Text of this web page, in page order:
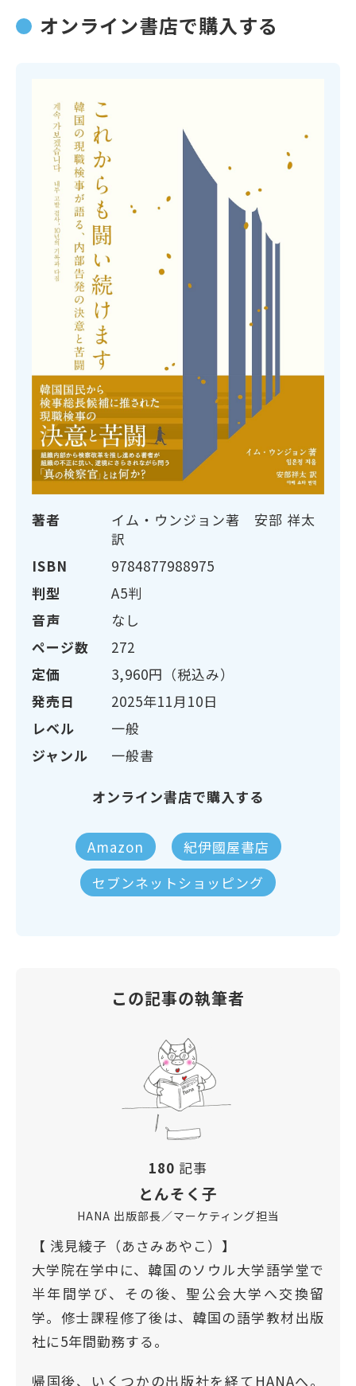
オンライン書店で購入する
著者
イム・ウンジョン著 安部 祥太
訳
ISBN
9784877988975
判型
A5判
音声
なし
ページ数
272
定価
3,960円（税込み）
発売日
2025年11月10日
レベル
一般
ジャンル
一般書
オンライン書店で購入する
Amazon
紀伊國屋書店
セブンネットショッピング
この記事の執筆者
180 記事
とんそく子
HANA 出版部長／マーケティング担当
【 浅見綾子（あさみあやこ）】
大学院在学中に、韓国のソウル大学語学堂で
半年間学び、その後、聖公会大学へ交換留
学。修士課程修了後は、韓国の語学教材出版
社に5年間勤務する。
帰国後、いくつかの出版社を経てHANAへ。